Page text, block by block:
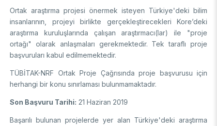
Çok Taraflı Programlar
AB Çerçeve Programları
BURSLAR
Lisans / Önlisans
Mentorluk Desteği Programı
Destek Programları
Lisansüstü
Eğitim Burs Programları
Araştırma Burs Programları
Uluslararası Burslar
Doktora Sonrası
Araştırma Burs Programları
Uluslararası
Araştırma Burs Programları
Ortak araştırma projesi önermek isteyen Türkiye'deki bilim
insanlarının, projeyi birlikte gerçekleştirecekleri Kore’deki
araştırma kuruluşlarında çalışan araştırmacı(lar) ile "proje
ortağı" olarak anlaşmaları gerekmektedir. Tek taraflı proje
başvuruları kabul edilmemektedir.
TÜBİTAK-NRF Ortak Proje Çağrısında proje başvurusu için
herhangi bir konu sınırlaması bulunmamaktadır.
Son Başvuru Tarihi: 21 Haziran 2019
Başarılı bulunan projelerde yer alan Türkiye'deki araştırma